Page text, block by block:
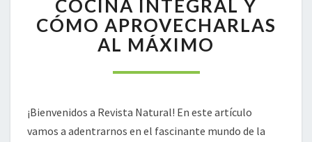
DE
UNA
COCINA
Y
AL
MÁXIMO
COCINA INTEGRAL Y
CÓMO APROVECHARLAS
AL MÁXIMO
¡Bienvenidos a Revista Natural! En este artículo
vamos a adentrarnos en el fascinante mundo de la